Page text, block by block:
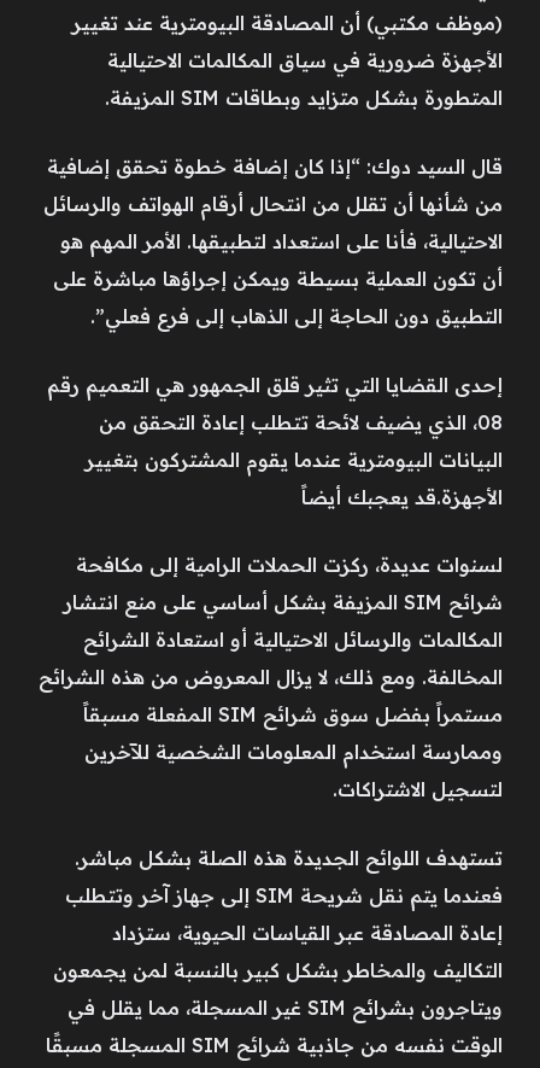
(موظف مكتبي) أن المصادقة البيومترية عند تغيير
الأجهزة ضرورية في سياق المكالمات الاحتيالية
المتطورة بشكل متزايد وبطاقات SIM المزيفة.
قال السيد دوك: “إذا كان إضافة خطوة تحقق إضافية
من شأنها أن تقلل من انتحال أرقام الهواتف والرسائل
الاحتيالية، فأنا على استعداد لتطبيقها. الأمر المهم هو
أن تكون العملية بسيطة ويمكن إجراؤها مباشرة على
التطبيق دون الحاجة إلى الذهاب إلى فرع فعلي”.
إحدى القضايا التي تثير قلق الجمهور هي التعميم رقم
08، الذي يضيف لائحة تتطلب إعادة التحقق من
البيانات البيومترية عندما يقوم المشتركون بتغيير
الأجهزة.قد يعجبك أيضاً
لسنوات عديدة، ركزت الحملات الرامية إلى مكافحة
شرائح SIM المزيفة بشكل أساسي على منع انتشار
المكالمات والرسائل الاحتيالية أو استعادة الشرائح
المخالفة. ومع ذلك، لا يزال المعروض من هذه الشرائح
مستمراً بفضل سوق شرائح SIM المفعلة مسبقاً
وممارسة استخدام المعلومات الشخصية للآخرين
لتسجيل الاشتراكات.
تستهدف اللوائح الجديدة هذه الصلة بشكل مباشر.
فعندما يتم نقل شريحة SIM إلى جهاز آخر وتتطلب
إعادة المصادقة عبر القياسات الحيوية، ستزداد
التكاليف والمخاطر بشكل كبير بالنسبة لمن يجمعون
ويتاجرون بشرائح SIM غير المسجلة، مما يقلل في
الوقت نفسه من جاذبية شرائح SIM المسجلة مسبقًا